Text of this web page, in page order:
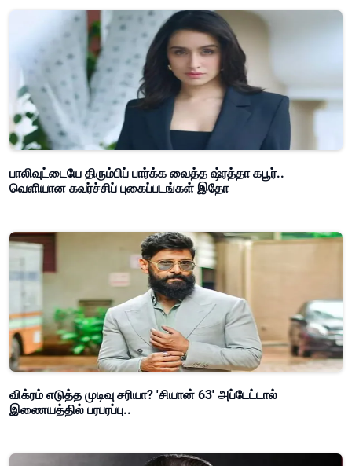
பாலிவுட்டையே திரும்பிப் பார்க்க வைத்த ஷ்ரத்தா கபூர்..
வெளியான கவர்ச்சிப் புகைப்படங்கள் இதோ
விக்ரம் எடுத்த முடிவு சரியா? 'சியான் 63' அப்டேட்டால்
இணையத்தில் பரபரப்பு..